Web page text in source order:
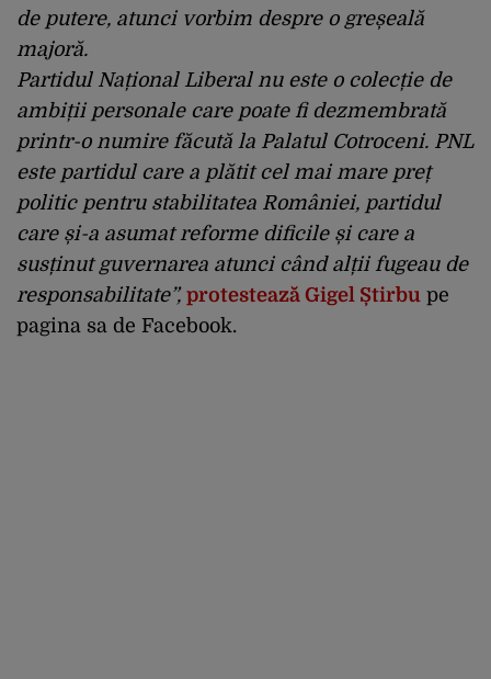
de putere, atunci vorbim despre o greșeală
majoră.
Partidul Național Liberal nu este o colecție de
ambiții personale care poate fi dezmembrată
printr-o numire făcută la Palatul Cotroceni. PNL
este partidul care a plătit cel mai mare preț
politic pentru stabilitatea României, partidul
care și-a asumat reforme dificile și care a
susținut guvernarea atunci când alții fugeau de
responsabilitate”, protestează Gigel Știrbu pe
pagina sa de Facebook.